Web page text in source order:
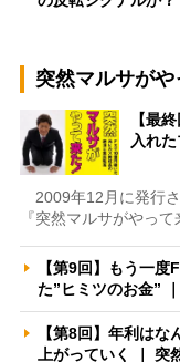
突然マルサがや
【最
入れ
2009年12月に発行
『突然マルサがやっ
【第9回】もう一
た”ヒミツのお金”
【第8回】年利は
上がっていく ｜